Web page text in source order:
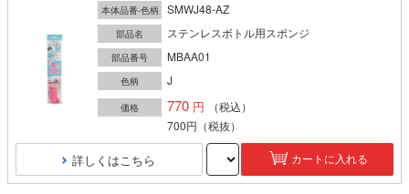
本体品番-色柄 SMWJ48-AZ
部品名 ステンレスボトル用スポンジ
部品番号 MBAA01
色柄 J
価格 770
（税込）
700円 （税抜）
詳しくはこちら カートに入れる